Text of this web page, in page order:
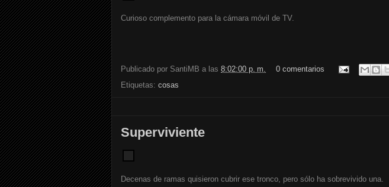
Curioso complemento para la cámara móvil de TV.
Publicado por SantiMB a las 8:02:00 p. m.
0 comentarios
Etiquetas: cosas
Superviviente
Decenas de ramas quisieron cubrir ese tronco, pero sólo ha sobrevivido una.